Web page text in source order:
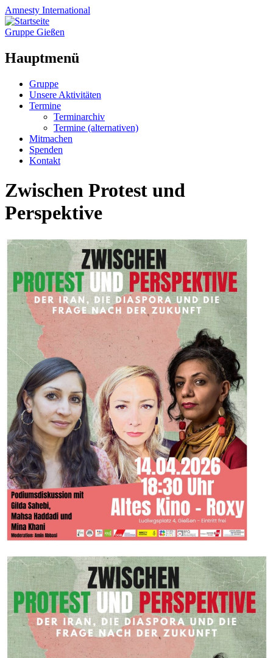
Amnesty International
Gruppe Gießen
Hauptmenü
Zum
Inhalt
springen
Gruppe
Unsere Aktivitäten
Termine
Terminarchiv
Termine (alternativen)
Mitmachen
Spenden
Kontakt
Zwischen Protest und
Perspektive